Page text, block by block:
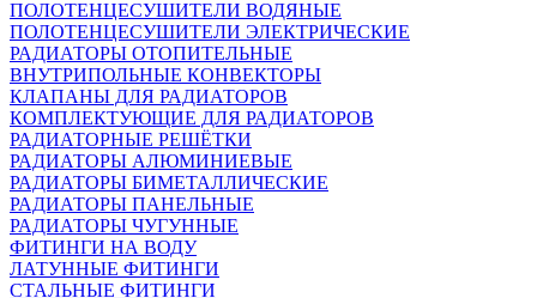
ПОЛОТЕНЦЕСУШИТЕЛИ ВОДЯНЫЕ
ПОЛОТЕНЦЕСУШИТЕЛИ ЭЛЕКТРИЧЕСКИЕ
РАДИАТОРЫ ОТОПИТЕЛЬНЫЕ
ВНУТРИПОЛЬНЫЕ КОНВЕКТОРЫ
КЛАПАНЫ ДЛЯ РАДИАТОРОВ
КОМПЛЕКТУЮЩИЕ ДЛЯ РАДИАТОРОВ
РАДИАТОРНЫЕ РЕШЁТКИ
РАДИАТОРЫ АЛЮМИНИЕВЫЕ
РАДИАТОРЫ БИМЕТАЛЛИЧЕСКИЕ
РАДИАТОРЫ ПАНЕЛЬНЫЕ
РАДИАТОРЫ ЧУГУННЫЕ
ФИТИНГИ НА ВОДУ
ЛАТУННЫЕ ФИТИНГИ
СТАЛЬНЫЕ ФИТИНГИ